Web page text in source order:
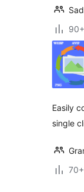
Easily
single